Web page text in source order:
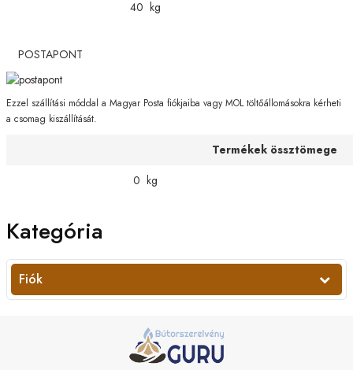
40 kg
POSTAPONT
Ezzel szállítási móddal a Magyar Posta fiókjaiba vagy MOL töltőállomásokra kérheti
a csomag kiszállítását.
Termékek össztömege
0 kg
Kategória
Fiók